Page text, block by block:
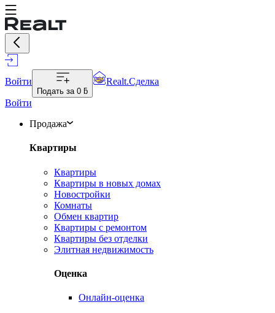
Войти
Подать за 0 ƃ
Realt.Сделка
Войти
Продажа
Квартиры
Квартиры
Квартиры в новых домах
Новостройки
Комнаты
Обмен квартир
Квартиры с ремонтом
Квартиры без отделки
Элитная недвижимость
Оценка
Онлайн-оценка